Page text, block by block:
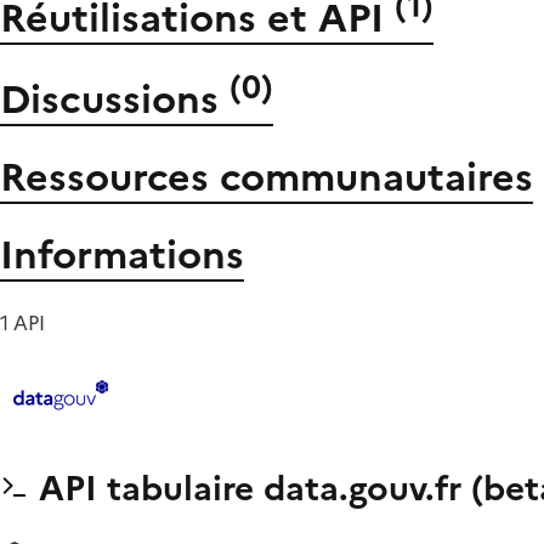
Réutilisations et API
Discussions (0)
Ressources communautaires
Informations
1 API
API tabulaire data.gouv.fr